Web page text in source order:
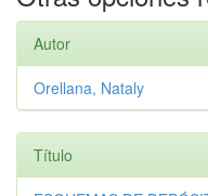
Autor
Orellana, Nataly
Título